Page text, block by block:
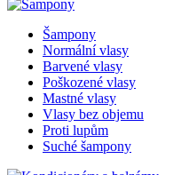
Šampony
Normální vlasy
Barvené vlasy
Poškozené vlasy
Mastné vlasy
Vlasy bez objemu
Proti lupům
Suché šampony